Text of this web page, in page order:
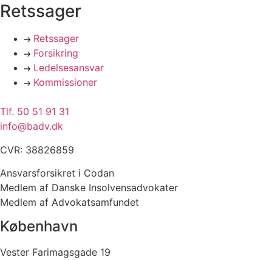
Retssager
Retssager
Forsikring
Ledelsesansvar
Kommissioner
Tlf. 50 51 91 31
info@badv.dk
CVR: 38826859
Ansvarsforsikret i Codan
Medlem af Danske Insolvensadvokater
Medlem af Advokatsamfundet
København
Vester Farimagsgade 19